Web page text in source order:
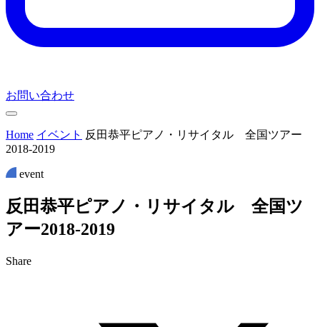
お問い合わせ
Home イベント 反田恭平ピアノ・リサイタル 全国ツアー
2018-2019
event
反 田恭平ピア ノ ・ リ サイ タル 全国ツ
アー2018-2019
Share